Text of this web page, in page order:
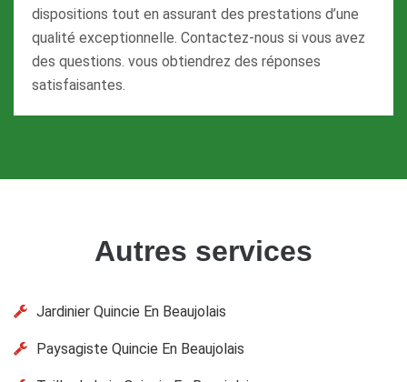
dispositions tout en assurant des prestations d’une
qualité exceptionnelle. Contactez-nous si vous avez
des questions. vous obtiendrez des réponses
satisfaisantes.
Autres services
Jardinier Quincie En Beaujolais
Paysagiste Quincie En Beaujolais